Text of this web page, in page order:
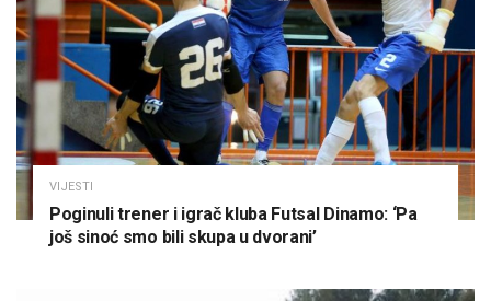
VIJESTI
Poginuli trener i igrač kluba Futsal Dinamo: ‘Pa
još sinoć smo bili skupa u dvorani’